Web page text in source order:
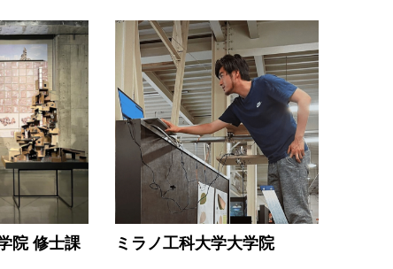
院 修士課
ミラノ工科大学大学院